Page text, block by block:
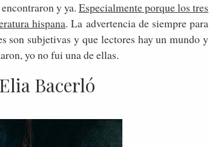
y ya. Especialmente porque los tres
hispana. La advertencia de siempre para
son subjetivas y que lectores hay un mundo y
yo no fui una de ellas.
Bacerló